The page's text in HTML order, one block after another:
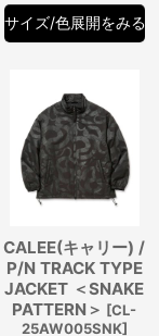
サイズ/色展開をみる
CALEE(キャリー) /
P/N TRACK TYPE
JACKET ＜SNAKE
PATTERN＞ [CL-
25AW005SNK]